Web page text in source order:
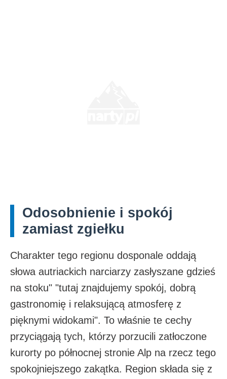
Odosobnienie i spokój
zamiast zgiełku
Charakter tego regionu dosponale oddają
słowa autriackich narciarzy zasłyszane gdzieś
na stoku" "tutaj znajdujemy spokój, dobrą
gastronomię i relaksującą atmosferę z
pięknymi widokami". To właśnie te cechy
przyciągają tych, którzy porzucili zatłoczone
kurorty po północnej stronie Alp na rzecz tego
spokojniejszego zakątka. Region składa się z